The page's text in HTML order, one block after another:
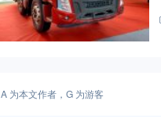
A 为本文作者，G 为游客